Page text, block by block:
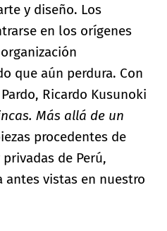
y diseño. Los
en los orígenes
que aún perdura. Con
Ricardo Kusunoki
Más allá de un
procedentes de
de Perú,
antes vistas en nuestro